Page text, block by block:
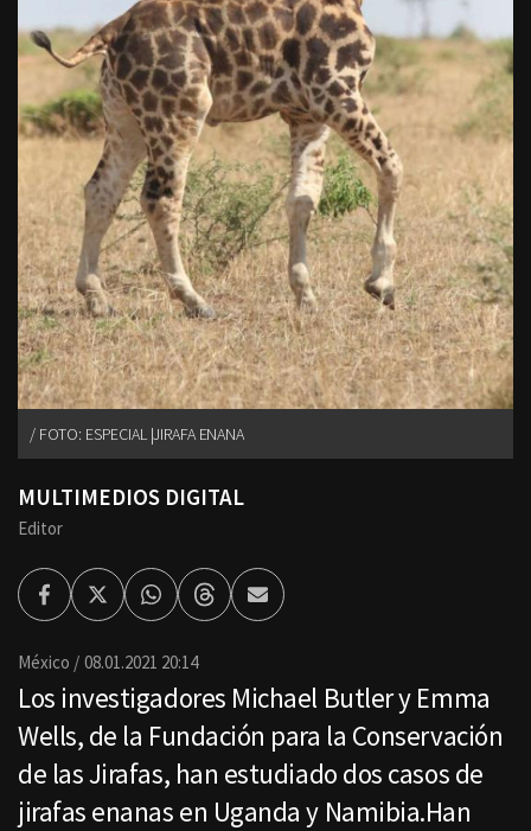
FOTO: ESPECIAL |JIRAFA ENANA
MULTIMEDIOS DIGITAL
Editor
FacebookTwitterWhatsappThreadsEnviar
por
México 08.01.2021 20:14
Los investigadores Michael Butler y Emma
Wells, de la Fundación para la Conservación
de las Jirafas, han estudiado dos casos de
jirafas enanas en Uganda y Namibia.Han